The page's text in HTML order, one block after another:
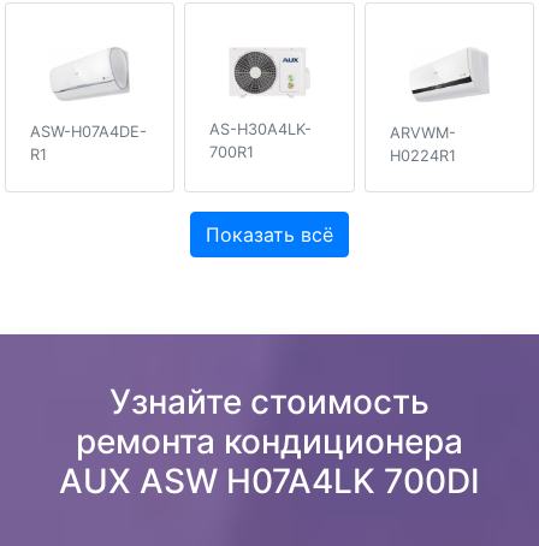
ASW-H07A4DE-
R1
AS-H30A4LK-
700R1
ARVWM-
H0224R1
Показать всё
Узнайте стоимость
ремонта кондиционера
AUX ASW H07A4LK 700DI